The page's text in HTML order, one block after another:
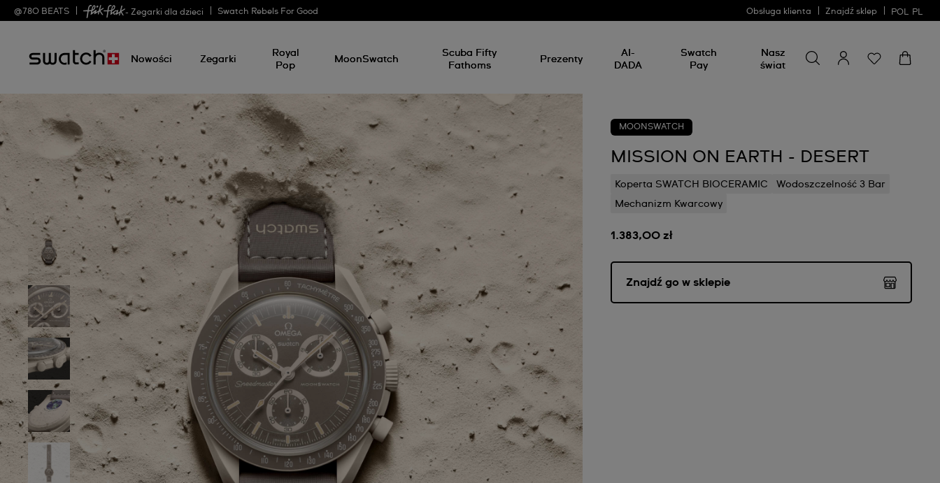
@ 780 BEATS - Zegarki dla dzieci Swatch Rebels For Good Obsługa klienta Znajdź sklep POL PL
Nowości Zegarki
Royal
Pop
MoonSwatch
Scuba Fifty
Fathoms
Prezenty
AI-
DADA
Swatch
Pay
Nasz
świat
coś
MOONSWATCH
MISSION ON EARTH - DESERT
Koperta SWATCH BIOCERAMIC
Wodoszczelność 3 Bar
Mechanizm Kwarcowy
1.383,00 zł
Znajdź go w sklepie